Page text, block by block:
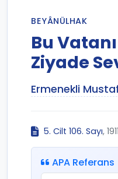
BEYÂNÜLHAK
Bu
Ziyade
Ermenekli
5. Cilt 106. Sayı, 1911
APA Referans